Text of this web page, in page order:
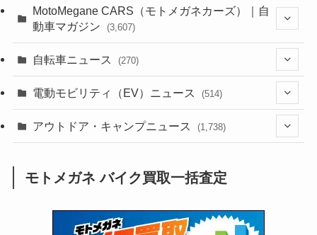
(44)
(639)
(118)
(60)
(31)
(51)
(252)
(38)
(24)
(16)
(249)
(64)
(16)
(306)
(6,957)
(2,473)
(249)
(1,226)
(12)(66)
(16)
(1,142)
(166)
(352)
MotoMegane CARS（モトメガネカーズ）｜自
動車マガジン
(3,607)
(186)
(137)
(74)
(2,744)
(126)
自転車ニュース (270)
(54)
(211)
電動モビリティ（EV）ニュース (514)
(132)
(171)
(118)
アウトドア・キャンプニュース (1,738)
(1,605)
モトメガネ バイク買取一括査定